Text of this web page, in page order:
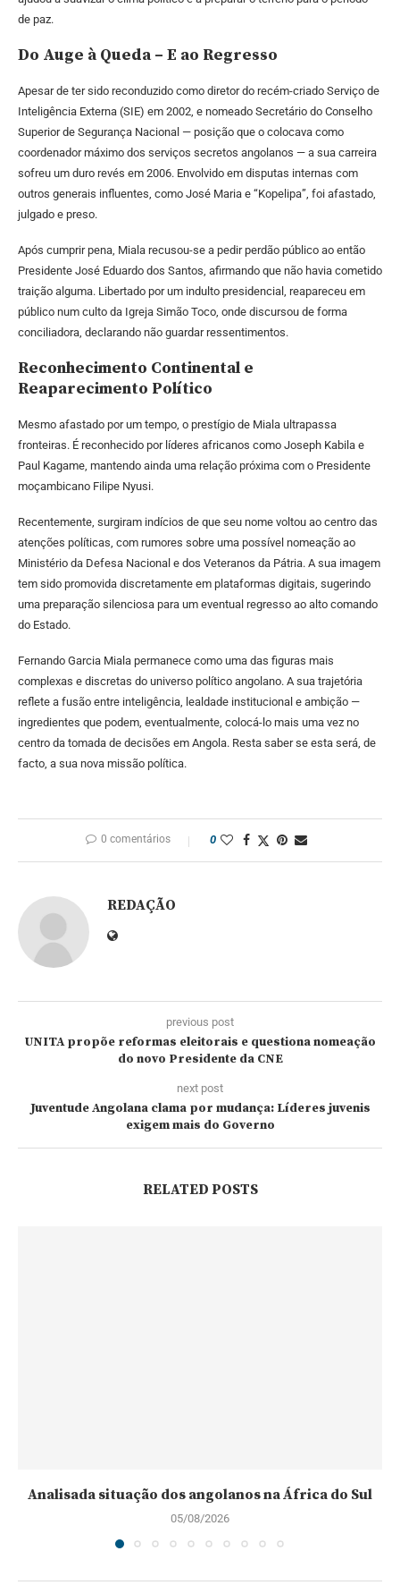
de paz.
Do Auge à Queda – E ao Regresso
Apesar de ter sido reconduzido como diretor do recém-criado Serviço de
Inteligência Externa (SIE) em 2002, e nomeado Secretário do Conselho
Superior de Segurança Nacional — posição que o colocava como
coordenador máximo dos serviços secretos angolanos — a sua carreira
sofreu um duro revés em 2006. Envolvido em disputas internas com
outros generais influentes, como José Maria e “Kopelipa”, foi afastado,
julgado e preso.
Após cumprir pena, Miala recusou-se a pedir perdão público ao então
Presidente José Eduardo dos Santos, afirmando que não havia cometido
traição alguma. Libertado por um indulto presidencial, reapareceu em
público num culto da Igreja Simão Toco, onde discursou de forma
conciliadora, declarando não guardar ressentimentos.
Reconhecimento Continental e
Reaparecimento Político
Mesmo afastado por um tempo, o prestígio de Miala ultrapassa
fronteiras. É reconhecido por líderes africanos como Joseph Kabila e
Paul Kagame, mantendo ainda uma relação próxima com o Presidente
moçambicano Filipe Nyusi.
Recentemente, surgiram indícios de que seu nome voltou ao centro das
atenções políticas, com rumores sobre uma possível nomeação ao
Ministério da Defesa Nacional e dos Veteranos da Pátria. A sua imagem
tem sido promovida discretamente em plataformas digitais, sugerindo
uma preparação silenciosa para um eventual regresso ao alto comando
do Estado.
Fernando Garcia Miala permanece como uma das figuras mais
complexas e discretas do universo político angolano. A sua trajetória
reflete a fusão entre inteligência, lealdade institucional e ambição —
ingredientes que podem, eventualmente, colocá-lo mais uma vez no
centro da tomada de decisões em Angola. Resta saber se esta será, de
facto, a sua nova missão política.
0 comentários 0
REDAÇÃO
previous post
UNITA propõe reformas eleitorais e questiona nomeação
do novo Presidente da CNE
next post
Juventude Angolana clama por mudança: Líderes juvenis
exigem mais do Governo
RELATED POSTS
Analisada situação dos angolanos na África do Sul
05/08/2026